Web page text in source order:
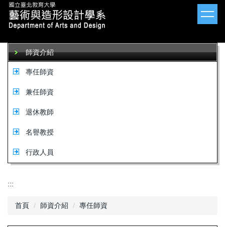
跳
到
主
容
師資介紹
專任師資
兼任師資
退休教師
名譽教授
行政人員
:::
首頁 師資介紹 專任師資